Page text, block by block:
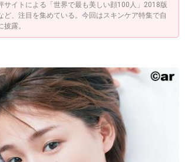
サイトによる「世界で最も美しい顔100人」2018版
ど、注目を集めている。今回はスキンケア特集で自
露。